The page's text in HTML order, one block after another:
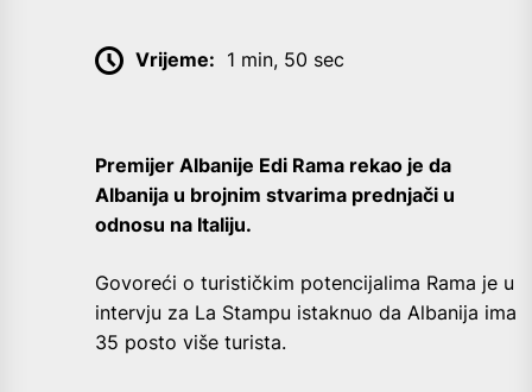
Vrijeme: 1 min, 50 sec
Premijer Albanije Edi Rama rekao je da
Albanija u brojnim stvarima prednjači u
odnosu na Italiju.
Govoreći o turističkim potencijalima Rama je u
intervju za La Stampu istaknuo da Albanija ima
35 posto više turista.